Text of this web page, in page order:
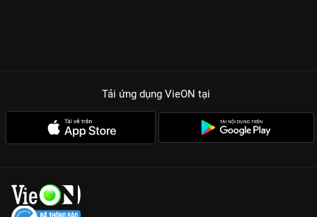
Tải ứng dụng VieON tại